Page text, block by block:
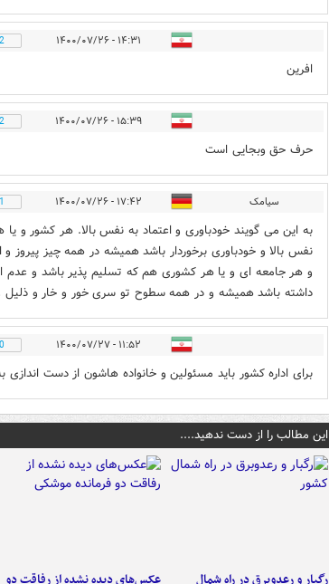
۱۴:۳۱ - ۱۴۰۰/۰۷/۲۶ 2
افرین
۱۵:۳۹ - ۱۴۰۰/۰۷/۲۶ 2
حرف حق وبجایی است‌
سیامک ۱۷:۴۲ - ۱۴۰۰/۰۷/۲۶ 1
به این می گویند خودباوری و اعتماد به نفس بالا. هر کشور و یا
نفس بالا و خودباوری برخوردار باشد همیشه در همه چیز پیروز و
و هر جامعه ای و یا هر کشوری هم که تسلیم پذیر باشد و عدم
داشته باشد همیشه و در همه سطوح تو سری خور و خار و ذلیل و
۱۱:۵۲ - ۱۴۰۰/۰۷/۲۷ 0
برای اداره کشور باید مسئولین و خانواده هاشون از دست
این مطالب را از دست ندهید....
رگبار و رعدوبرق در راه شمال
عکس‌های دیده نشده از رفاقت دو